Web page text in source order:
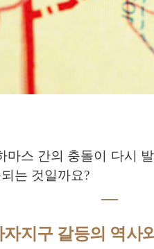
마스 간의 충돌이 다시
는 것일까요?
―
자지구 갈등의 역사